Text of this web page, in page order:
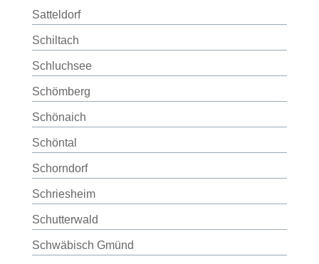
Satteldorf
Schiltach
Schluchsee
Schömberg
Schönaich
Schöntal
Schorndorf
Schriesheim
Schutterwald
Schwäbisch Gmünd